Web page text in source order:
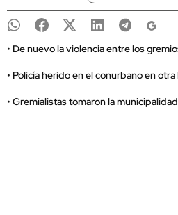
• De nuevo la violencia entre los
• Policía herido en el conurbano en
• Gremialistas tomaron la